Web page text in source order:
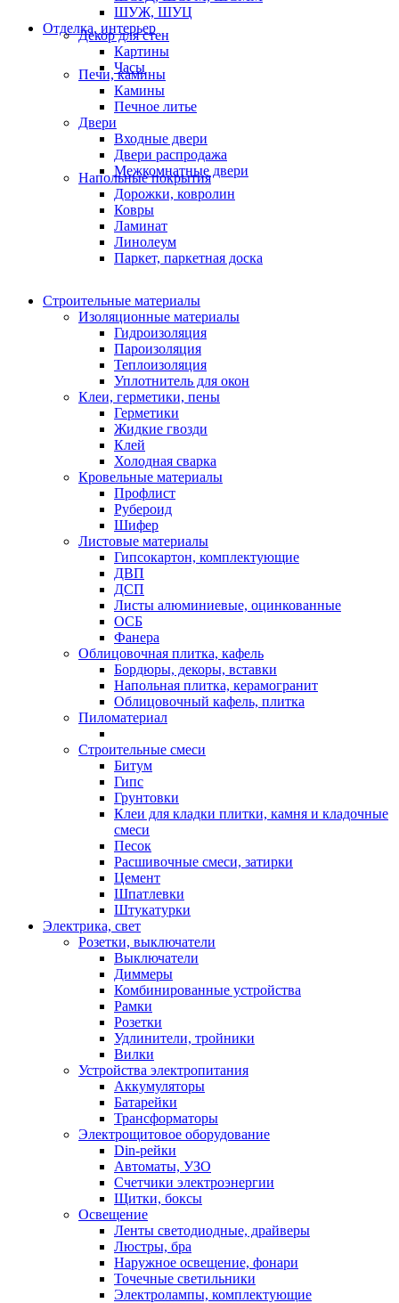
ШУЖ, ШУЦ
Отделка, интерьер
Декор для стен
Картины
Часы
Печи, камины
Камины
Печное литье
Двери
Входные двери
Двери распродажа
Межкомнатные двери
Напольные покрытия
Дорожки, ковролин
Ковры
Ламинат
Линолеум
Паркет, паркетная доска
Строительные материалы
Изоляционные материалы
Гидроизоляция
Пароизоляция
Теплоизоляция
Уплотнитель для окон
Клеи, герметики, пены
Герметики
Жидкие гвозди
Клей
Холодная сварка
Кровельные материалы
Профлист
Рубероид
Шифер
Листовые материалы
Гипсокартон, комплектующие
ДВП
ДСП
Листы алюминиевые, оцинкованные
ОСБ
Фанера
Облицовочная плитка, кафель
Бордюры, декоры, вставки
Напольная плитка, керамогранит
Облицовочный кафель, плитка
Пиломатериал
Строительные смеси
Битум
Гипс
Грунтовки
Клеи для кладки плитки, камня и кладочные
смеси
Песок
Расшивочные смеси, затирки
Цемент
Шпатлевки
Штукатурки
Электрика, свет
Розетки, выключатели
Выключатели
Диммеры
Комбинированные устройства
Рамки
Розетки
Удлинители, тройники
Вилки
Устройства электропитания
Аккумуляторы
Батарейки
Трансформаторы
Электрощитовое оборудование
Din-рейки
Автоматы, УЗО
Счетчики электроэнергии
Щитки, боксы
Освещение
Ленты светодиодные, драйверы
Люстры, бра
Наружное освещение, фонари
Точечные светильники
Электролампы, комплектующие